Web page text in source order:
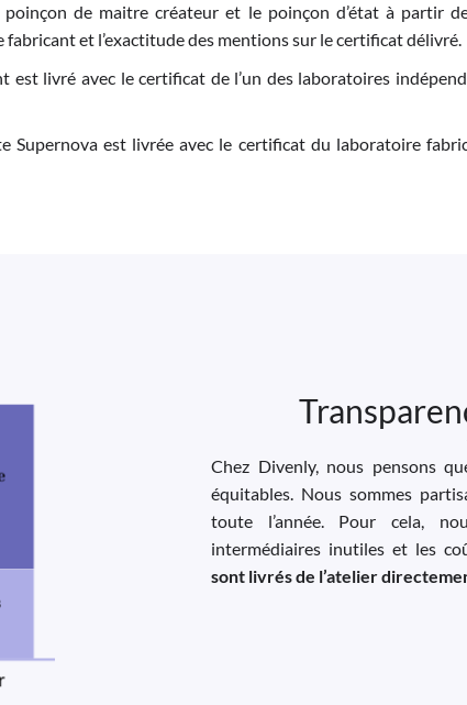
de maitre créateur et le poinçon d’état à partir
et l’exactitude des mentions sur le certificat délivré.
est livré avec le certificat de l’un des laboratoires
Supernova est livrée avec le certificat du laboratoire
Chez Divenly, nous pensons
équitables. Nous sommes
toute l’année. Pour cela,
intermédiaires inutiles et les
sont livrés de l’atelier